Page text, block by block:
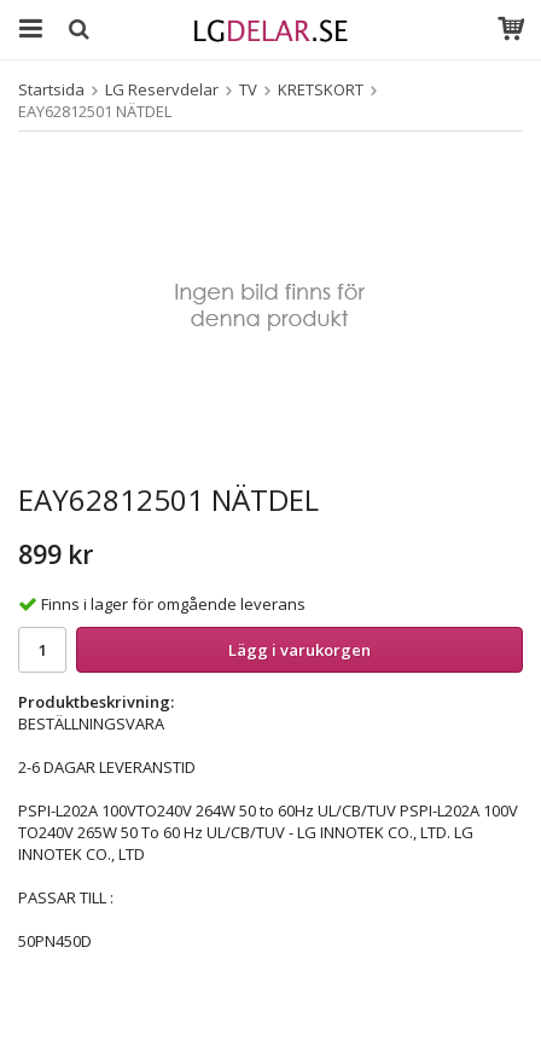
Startsida LG Reservdelar TV
KRETSKORT
EAY62812501 NÄTDEL
EAY62812501 NÄTDEL
899 kr
Finns i lager för omgående leverans
Lägg i varukorgen
Produktbeskrivning:
BESTÄLLNINGSVARA
2-6 DAGAR LEVERANSTID
PSPI-L202A 100VTO240V 264W 50 to 60Hz UL/CB/TUV PSPI-L202A 100V
TO240V 265W 50 To 60 Hz UL/CB/TUV - LG INNOTEK CO., LTD. LG
INNOTEK CO., LTD
PASSAR TILL :
50PN450D